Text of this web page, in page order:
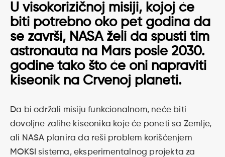
U visokorizičnoj misiji, kojoj će
biti potrebno oko pet godina da
se završi, NASA želi da spusti tim
astronauta na Mars posle 2030.
godine tako što će oni napraviti
kiseonik na Crvenoj planeti.
Da bi održali misiju funkcionalnom, neće biti
dovoljne zalihe kiseonika koje će poneti sa Zemlje,
ali NASA planira da reši problem korišćenjem
MOKSI sistema, eksperimentalnog projekta za